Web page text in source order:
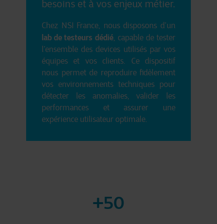
besoins et à vos enjeux métier.
Chez NSI France, nous disposons d’un
lab de testeurs dédié, capable de tester
l’ensemble des devices utilisés par vos
équipes et vos clients. Ce dispositif
nous permet de reproduire fidèlement
vos environnements techniques pour
détecter les anomalies, valider les
performances et assurer une
expérience utilisateur optimale.
+50